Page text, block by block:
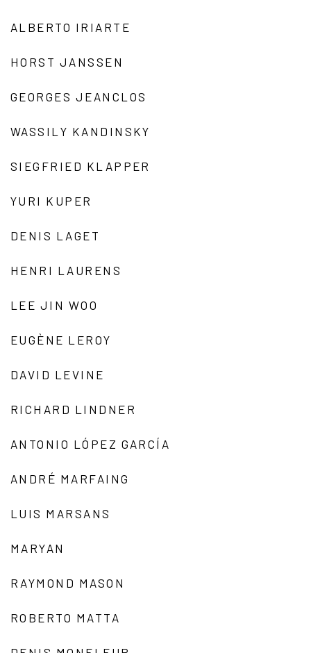
ALBERTO IRIARTE
HORST JANSSEN
GEORGES JEANCLOS
WASSILY KANDINSKY
SIEGFRIED KLAPPER
YURI KUPER
DENIS LAGET
HENRI LAURENS
LEE JIN WOO
EUGÈNE LEROY
DAVID LEVINE
RICHARD LINDNER
ANTONIO LÓPEZ GARCÍA
ANDRÉ MARFAING
LUIS MARSANS
MARYAN
RAYMOND MASON
ROBERTO MATTA